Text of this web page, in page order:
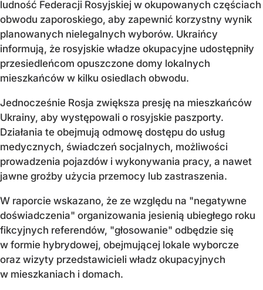
ludność Federacji Rosyjskiej w okupowanych częściach
obwodu zaporoskiego, aby zapewnić korzystny wynik
planowanych nielegalnych wyborów. Ukraińcy
informują, że rosyjskie władze okupacyjne udostępniły
przesiedleńcom opuszczone domy lokalnych
mieszkańców w kilku osiedlach obwodu.
Jednocześnie Rosja zwiększa presję na mieszkańców
Ukrainy, aby występowali o rosyjskie paszporty.
Działania te obejmują odmowę dostępu do usług
medycznych, świadczeń socjalnych, możliwości
prowadzenia pojazdów i wykonywania pracy, a nawet
jawne groźby użycia przemocy lub zastraszenia.
W raporcie wskazano, że ze względu na "negatywne
doświadczenia" organizowania jesienią ubiegłego roku
fikcyjnych referendów, "głosowanie" odbędzie się
w formie hybrydowej, obejmującej lokale wyborcze
oraz wizyty przedstawicieli władz okupacyjnych
w mieszkaniach i domach.